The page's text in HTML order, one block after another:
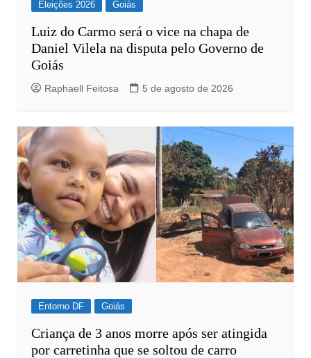
Eleições 2026 Goiás
Luiz do Carmo será o vice na chapa de
Daniel Vilela na disputa pelo Governo de
Goiás
Raphaell Feitosa 5 de agosto de 2026
Entorno DF Goiás
Criança de 3 anos morre após ser atingida
por carretinha que se soltou de carro